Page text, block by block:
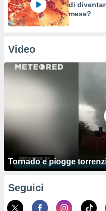
di
mese?
Video
Tornado e piogge
Seguici